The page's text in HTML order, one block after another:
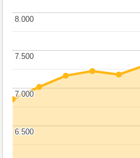
6.500
6.500
7.000
7.000
7.500
7.500
8.000
8.000